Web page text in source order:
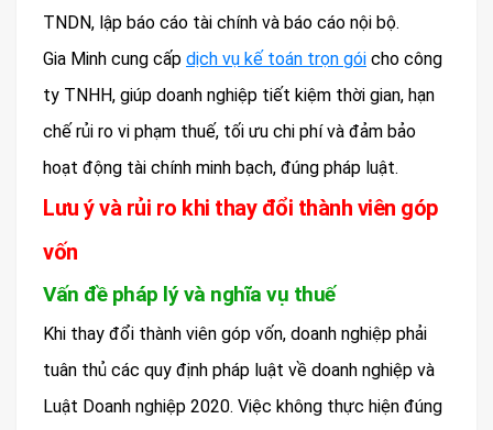
TNDN, lập báo cáo tài chính và báo cáo nội bộ.
Gia Minh cung cấp dịch vụ kế toán trọn gói cho công
ty TNHH, giúp doanh nghiệp tiết kiệm thời gian, hạn
chế rủi ro vi phạm thuế, tối ưu chi phí và đảm bảo
hoạt động tài chính minh bạch, đúng pháp luật.
Lưu ý và rủi ro khi thay đổi thành viên góp
vốn
Vấn đề pháp lý và nghĩa vụ thuế
Khi thay đổi thành viên góp vốn, doanh nghiệp phải
tuân thủ các quy định pháp luật về doanh nghiệp và
Luật Doanh nghiệp 2020. Việc không thực hiện đúng